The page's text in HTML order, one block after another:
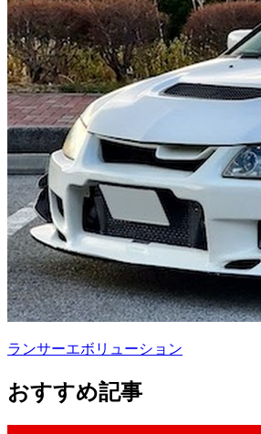
ランサーエボリューション
おすすめ記事